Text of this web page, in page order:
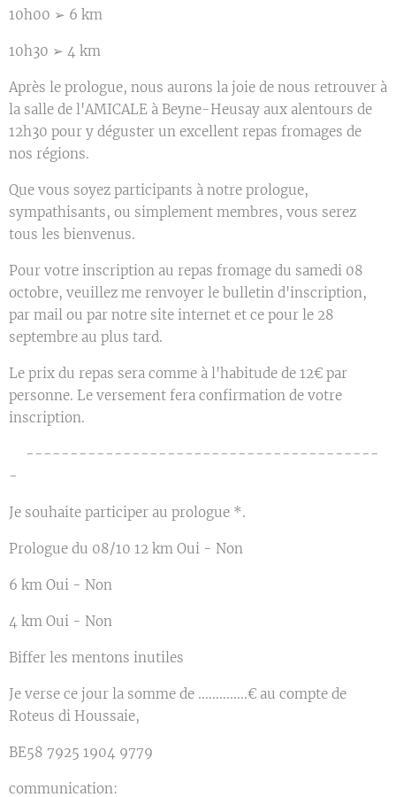
10h00 ➢ 6 km
10h30 ➢ 4 km
Après le prologue, nous aurons la joie de nous retrouver à
la salle de l'AMICALE à Beyne-Heusay aux alentours de
12h30 pour y déguster un excellent repas fromages de
nos régions.
Que vous soyez participants à notre prologue,
sympathisants, ou simplement membres, vous serez
tous les bienvenus.
Pour votre inscription au repas fromage du samedi 08
octobre, veuillez me renvoyer le bulletin d'inscription,
par mail ou par notre site internet et ce pour le 28
septembre au plus tard.
Le prix du repas sera comme à l'habitude de 12€ par
personne. Le versement fera confirmation de votre
inscription.
✂︎----------------------------------------
-
Je souhaite participer au prologue *.
Prologue du 08/10 12 km Oui - Non
6 km Oui - Non
4 km Oui - Non
Biffer les mentons inutiles
Je verse ce jour la somme de ..............€ au compte de
Roteus di Houssaie,
BE58 7925 1904 9779
communication: